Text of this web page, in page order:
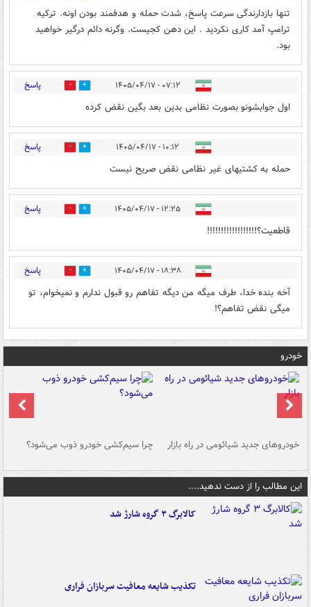
تنها بازدارندگی سرعت پاسخ، شدت حمله و هدفمند بودن اونه. ترکیه
ترامپ آمد کاری نکردید . این دهن کجیست. وگرنه دائم درگیر خواهید
بود.
۰۷:۱۲ - ۱۴۰۵/۰۴/۱۷ 0 پاسخ
اول جوابشونو بصورت نظامی بدین بعد بگین نقض کرده
۱۰:۱۲ - ۱۴۰۵/۰۴/۱۷ 0 پاسخ
حمله به کشتیهای غیر نظامی نقض صریح نیست
۱۲:۲۵ - ۱۴۰۵/۰۴/۱۷ 0 پاسخ
قاطعیت؟!!!!!!!!!!!!!!!!!!
۱۸:۳۸ - ۱۴۰۵/۰۴/۱۷ 0 پاسخ
آخه بنده خدا، طرف میگه من دیگه تفاهم رو قبول ندارم و نمیخوام، تو
میگی نقض تفاهم؟!
خودرو
خودروهای جدید شیائومی در راه بازار چرا سیم‌کشی خودرو ذوب می‌شود؟
این مطالب را از دست ندهید....
کالابرگ ۳ گروه شارژ شد
تکذیب شایعه معافیت سربازان فراری